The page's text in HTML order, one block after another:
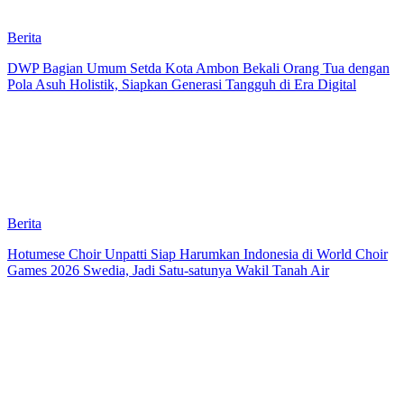
Berita
DWP Bagian Umum Setda Kota Ambon Bekali Orang Tua dengan
Pola Asuh Holistik, Siapkan Generasi Tangguh di Era Digital
Berita
Hotumese Choir Unpatti Siap Harumkan Indonesia di World Choir
Games 2026 Swedia, Jadi Satu-satunya Wakil Tanah Air